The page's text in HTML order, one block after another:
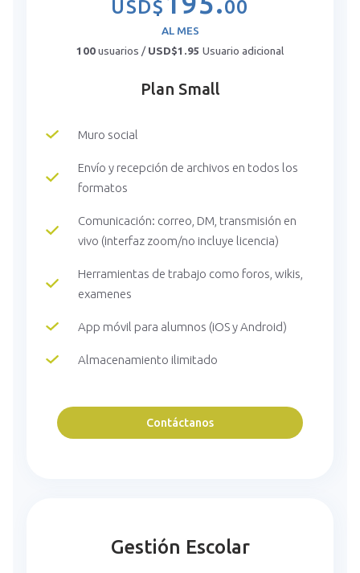
USD$ 00
AL MES
100usuarios /USD$1.95 Usuario adicional
Plan Small
Muro social
Envío y recepción de archivos en todos los
formatos
Comunicación: correo, DM, transmisión en
vivo (interfaz zoom/no incluye licencia)
Herramientas de trabajo como foros, wikis,
examenes
App móvil para alumnos (iOS y Android)
Almacenamiento ilimitado
Contáctanos
Gestión Escolar